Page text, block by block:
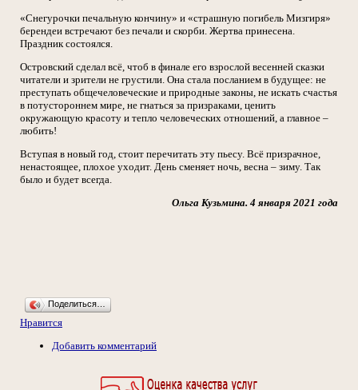
«Снегурочки печальную кончину» и «страшную погибель Мизгиря»
берендеи встречают без печали и скорби. Жертва принесена.
Праздник состоялся.
Островский сделал всё, чтоб в финале его взрослой весенней сказки
читатели и зрители не грустили. Она стала посланием в будущее: не
преступать общечеловеческие и природные законы, не искать счастья
в потустороннем мире, не гнаться за призраками, ценить
окружающую красоту и тепло человеческих отношений, а главное –
любить!
Вступая в новый год, стоит перечитать эту пьесу. Всё призрачное,
ненастоящее, плохое уходит. День сменяет ночь, весна – зиму. Так
было и будет всегда.
Ольга Кузьмина. 4 января 2021 года
Поделиться…
Нравится
Добавить комментарий